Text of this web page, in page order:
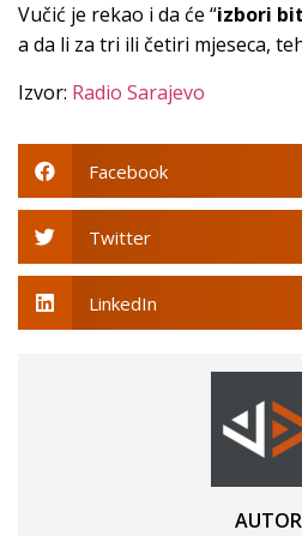
Vučić je rekao i da će “izbori
a da li za tri ili četiri mjeseca,
Izvor: Radio Sarajevo
Facebook
Twitter
LinkedIn
AUTOR